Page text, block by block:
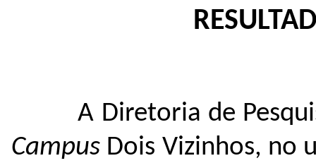
A Diretoria de
Campus Dois Vizinhos, no